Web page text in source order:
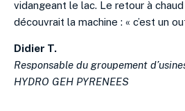
vidangeant le lac. Le retour à
découvrait la machine : « c’est un
Didier T.
Responsable du groupement
HYDRO GEH PYRENEES